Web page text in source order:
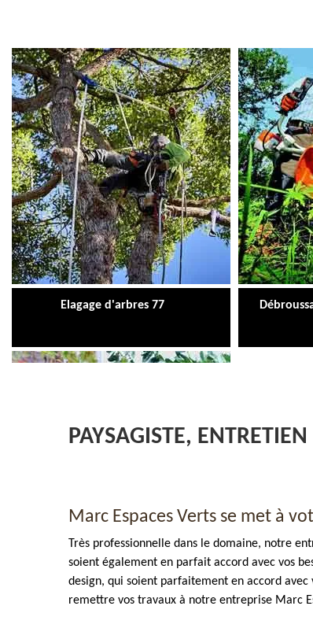
Elagage d'arbres 77
PAYSAGISTE,
Marc Espaces Verts se met à
Très professionnelle dans le domaine, notre
soient également en parfait accord avec vos
design, qui soient parfaitement en accord avec
remettre vos travaux à notre entreprise Marc